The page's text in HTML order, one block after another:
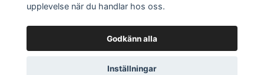
upplevelse när du handlar hos oss.
Godkänn alla
Inställningar